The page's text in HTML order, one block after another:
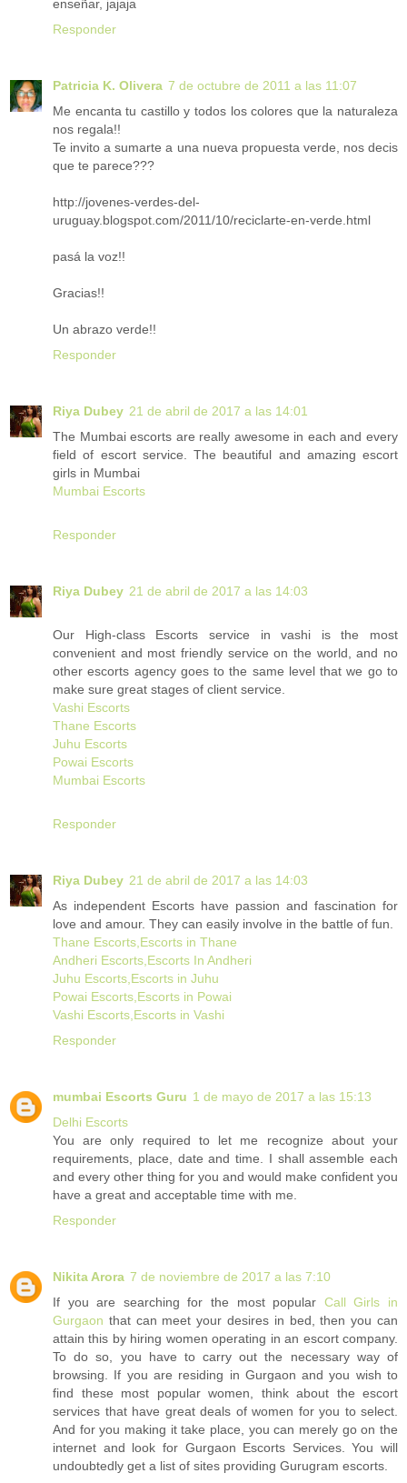
enseñar, jajaja
Responder
Patricia K. Olivera 7 de octubre de 2011 a las 11:07
Me encanta tu castillo y todos los colores que la naturaleza
nos regala!!
Te invito a sumarte a una nueva propuesta verde, nos decis
que te parece???
http://jovenes-verdes-del-
uruguay.blogspot.com/2011/10/reciclarte-en-verde.html
pasá la voz!!
Gracias!!
Un abrazo verde!!
Responder
Riya Dubey 21 de abril de 2017 a las 14:01
The Mumbai escorts are really awesome in each and every
field of escort service. The beautiful and amazing escort
girls in Mumbai
Mumbai Escorts
Responder
Riya Dubey 21 de abril de 2017 a las 14:03
Our High-class Escorts service in vashi is the most
convenient and most friendly service on the world, and no
other escorts agency goes to the same level that we go to
make sure great stages of client service.
Vashi Escorts
Thane Escorts
Juhu Escorts
Powai Escorts
Mumbai Escorts
Responder
Riya Dubey 21 de abril de 2017 a las 14:03
As independent Escorts have passion and fascination for
love and amour. They can easily involve in the battle of fun.
Thane Escorts,Escorts in Thane
Andheri Escorts,Escorts In Andheri
Juhu Escorts,Escorts in Juhu
Powai Escorts,Escorts in Powai
Vashi Escorts,Escorts in Vashi
Responder
mumbai Escorts Guru 1 de mayo de 2017 a las 15:13
Delhi Escorts
You are only required to let me recognize about your
requirements, place, date and time. I shall assemble each
and every other thing for you and would make confident you
have a great and acceptable time with me.
Responder
Nikita Arora 7 de noviembre de 2017 a las 7:10
If you are searching for the most popular Call Girls in
Gurgaon that can meet your desires in bed, then you can
attain this by hiring women operating in an escort company.
To do so, you have to carry out the necessary way of
browsing. If you are residing in Gurgaon and you wish to
find these most popular women, think about the escort
services that have great deals of women for you to select.
And for you making it take place, you can merely go on the
internet and look for Gurgaon Escorts Services. You will
undoubtedly get a list of sites providing Gurugram escorts.